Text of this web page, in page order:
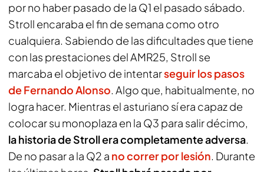
por no haber pasado de la Q1 el pasado sábado.
Stroll encaraba el fin de semana como otro
cualquiera. Sabiendo de las dificultades que tiene
con las prestaciones del AMR25, Stroll se
marcaba el objetivo de intentarseguir los pasos
de Fernando Alonso. Algo que, habitualmente, no
logra hacer. Mientras el asturiano sí era capaz de
colocar su monoplaza en la Q3 para salir décimo,
la historia de Stroll era completamente adversa.
De no pasar a la Q2 a no correr por lesión. Durante